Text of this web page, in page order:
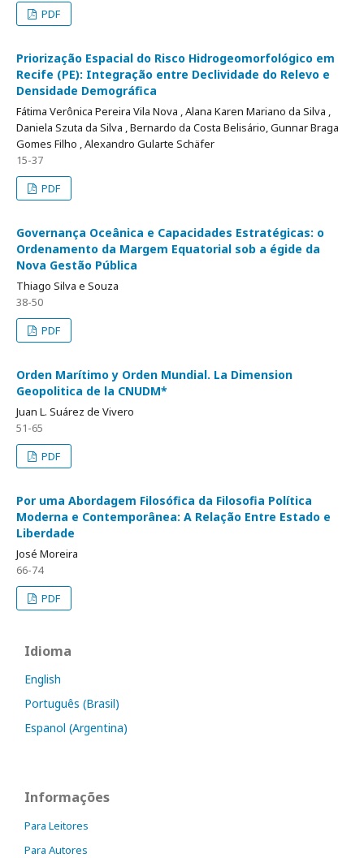
PDF
Priorização Espacial do Risco Hidrogeomorfológico em
Recife (PE): Integração entre Declividade do Relevo e
Densidade Demográfica
Fátima Verônica Pereira Vila Nova , Alana Karen Mariano da Silva ,
Daniela Szuta da Silva , Bernardo da Costa Belisário, Gunnar Braga
Gomes Filho , Alexandro Gularte Schäfer
15-37
PDF
Governança Oceânica e Capacidades Estratégicas: o
Ordenamento da Margem Equatorial sob a égide da
Nova Gestão Pública
Thiago Silva e Souza
38-50
PDF
Orden Marítimo y Orden Mundial. La Dimension
Geopolitica de la CNUDM*
Juan L. Suárez de Vivero
51-65
PDF
Por uma Abordagem Filosófica da Filosofia Política
Moderna e Contemporânea: A Relação Entre Estado e
Liberdade
José Moreira
66-74
PDF
Idioma
English
Português (Brasil)
Espanol (Argentina)
Informações
Para Leitores
Para Autores